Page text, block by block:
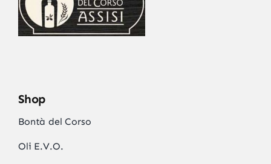
Shop
Bontà del Corso
Oli E.V.O.